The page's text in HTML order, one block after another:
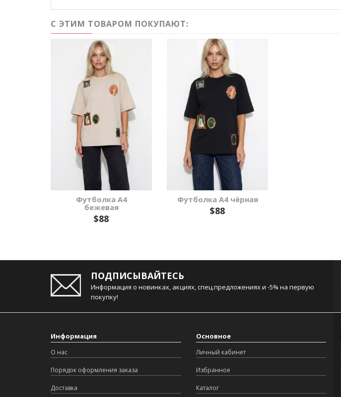
С ЭТИМ ТОВАРОМ ПОКУПАЮТ:
Футболка А4
бежевая
$88
Футболка А4 чёрная
$88
ПОДПИСЫВАЙТЕСЬ
Информация о новинках, акциях, спец.предложениях и -5% на первую
покупку!
Информация
О нас
Порядок оформления заказа
Доставка
Основное
Личный кабинет
Избранное
Каталог